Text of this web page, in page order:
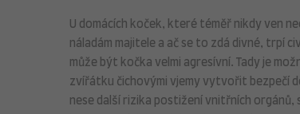
U domácích koček, které téměř nikdy ven
náladám majitele a ač se to zdá divné, trpí
může být kočka velmi agresívní. Tady je
zvířátku čichovými vjemy vytvořit bezpečí
nese další rizika postižení vnitřních orgánů,